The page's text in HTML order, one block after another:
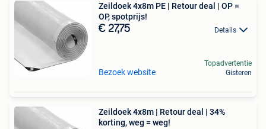
Zeildoek 4x8m PE | Retour deal | OP =
OP, spotprijs!
€ 27,75 Details
Bezoek website
Topadvertentie
Gisteren
Zeildoek 4x8m | Retour deal | 34%
korting, weg = weg!